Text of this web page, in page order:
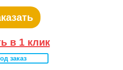
в 1 клик
заказ